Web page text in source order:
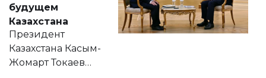
будущем
Казахстана
Президент
Казахстана Касым-
Жомарт Токаев